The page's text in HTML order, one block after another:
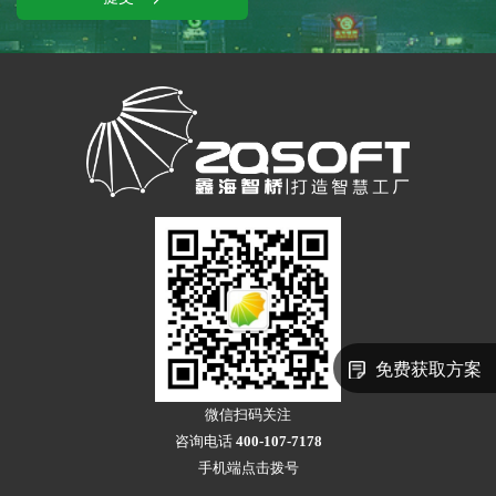
微信扫码关注
咨询电话 400-107-7178
手机端点击拨号
免费获取方案